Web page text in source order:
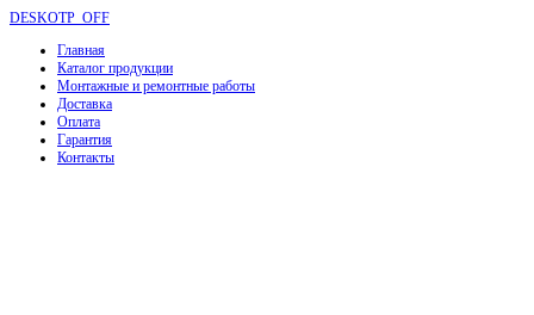
DESKOTP_OFF
Главная
Каталог продукции
Монтажные и ремонтные работы
Доставка
Оплата
Гарантия
Контакты